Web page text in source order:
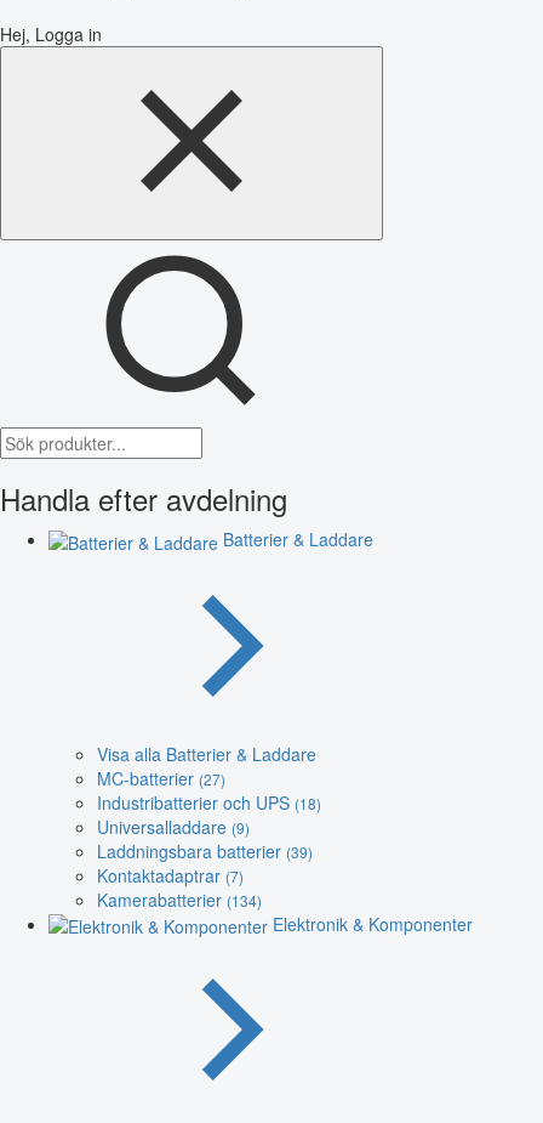
Hej, Logga in
Handla efter avdelning
Batterier & Laddare
Visa alla Batterier & Laddare
MC-batterier (27)
Industribatterier och UPS (18)
Universalladdare (9)
Laddningsbara batterier (39)
Kontaktadaptrar (7)
Kamerabatterier (134)
Elektronik & Komponenter